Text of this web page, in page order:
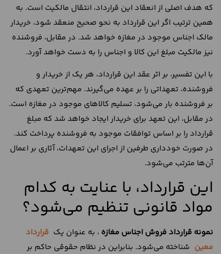
که هدف اصلی از انعقاد این قرارداد، انتقال مالکیت است. به
همین ترتیب اگر این قرارداد به نحو صحیح منعقد شود، خریدار
مالک اجناس موجود در مغازه خواهد شد. در مقابل، فروشنده
نیز مالکیت مبلغ این کالا و اجناس را به دست خواهد آورد.
با این تفسیر، بر اثر عقد این قرارداد،‌ هر یک از خریدار و
فروشنده،‌ تعهداتی را بر عهده می‌گیرند. مهم‌ترین تعهدی که
بر فروشنده بار می‌شود،‌ تسلیم کالاهای موجود در مغازه است.
در مقابل، این تعهد برای خریدار ایجاد خواهد شد که مبلغ
قرارداد را بر اساس توافقات موجود به فروشنده پرداخت کند.
در صورت خودداری طرفین از اجرای این تعهدات، آثاری بر اعمال
آن‌ها مترتب می‌شود.
این قرارداد، با عنایت به کدام
مواد قانونی تنظیم می‌شود؟
نمونه قراردادفروش اجناس مغازه ، به عنوان یک قرارداد
معین شناخته می‌شود. بنابراین در نظام حقوقی حاکم بر